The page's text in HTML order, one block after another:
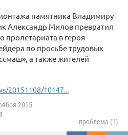
памятника Владимиру
Александр Милов превратил
пролетариата в героя
по просьбе трудовых
а также жителей
20151108/10147...
2015
проблема (1)